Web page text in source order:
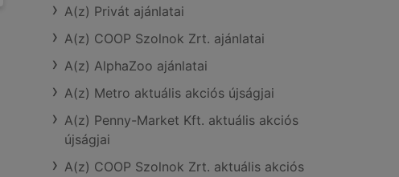
A(z) Privát ajánlatai
A(z) COOP Szolnok Zrt. ajánlatai
A(z) AlphaZoo ajánlatai
A(z) Metro aktuális akciós újságjai
A(z) Penny-Market Kft. aktuális akciós
újságjai
A(z) COOP Szolnok Zrt. aktuális akciós